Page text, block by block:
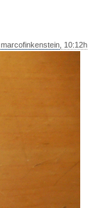
marcofinkenstein , 10:12h